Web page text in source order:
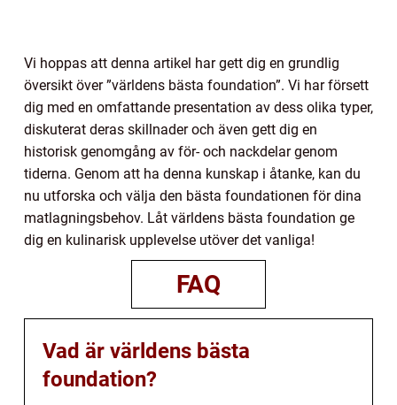
Vi hoppas att denna artikel har gett dig en grundlig
översikt över ”världens bästa foundation”. Vi har försett
dig med en omfattande presentation av dess olika typer,
diskuterat deras skillnader och även gett dig en
historisk genomgång av för- och nackdelar genom
tiderna. Genom att ha denna kunskap i åtanke, kan du
nu utforska och välja den bästa foundationen för dina
matlagningsbehov. Låt världens bästa foundation ge
dig en kulinarisk upplevelse utöver det vanliga!
FAQ
Vad är världens bästa
foundation?